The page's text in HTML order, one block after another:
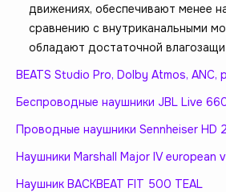
движениях, обеспечивают менее
сравнению с внутриканальными
обладают достаточной
BEATS Studio Pro, Dolby Atmos,
Беспроводные наушники JBL Live
Проводные наушники Sennheiser HD
Наушники Marshall Major IV
Наушник BACKBEAT FIT 500 TEAL